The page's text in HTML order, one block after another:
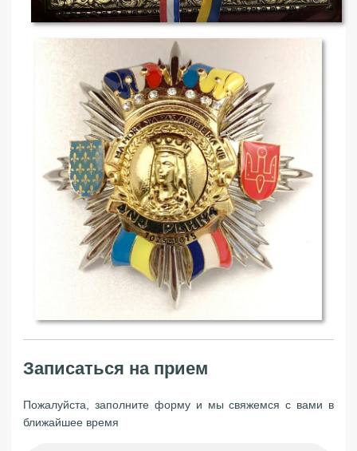
Записаться на прием
Пожалуйста, заполните форму и мы свяжемся с вами в
ближайшее время